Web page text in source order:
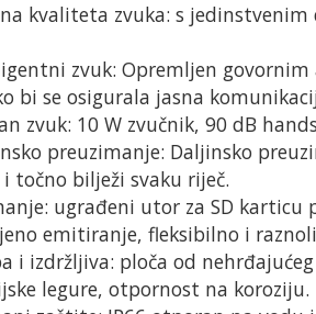
kvaliteta zvuka: s
zvuk: Opremljen govornim
bi se osigurala jasna
zvuk: 10 W zvučnik, 90 dB
preuzimanje: Daljinsko
točno bilježi svaku riječ.
ugrađeni utor za SD
emitiranje, fleksibilno i
i izdržljiva: ploča od
legure, otpornost na koroziju.